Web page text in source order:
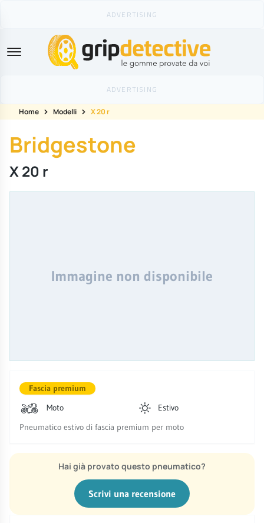
GripDetective
Home Modelli X 20 r
Bridgestone
X 20 r
Immagine non disponibile
Fascia premium
Moto
Estivo
Pneumatico estivo di fascia premium per moto
Hai già provato questo pneumatico?
Scrivi una recensione